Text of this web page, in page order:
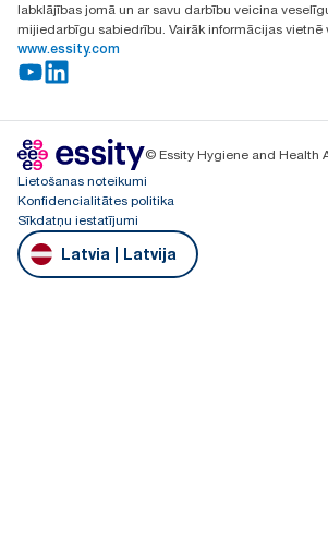
labklājības jomā un ar savu darbību veicina
mijiedarbīgu sabiedrību. Vairāk informācijas vietnē
www.essity.com
© Essity Hygiene and Health
Lietošanas noteikumi
Konfidencialitātes politika
Sīkdatņu iestatījumi
Latvia | Latvija